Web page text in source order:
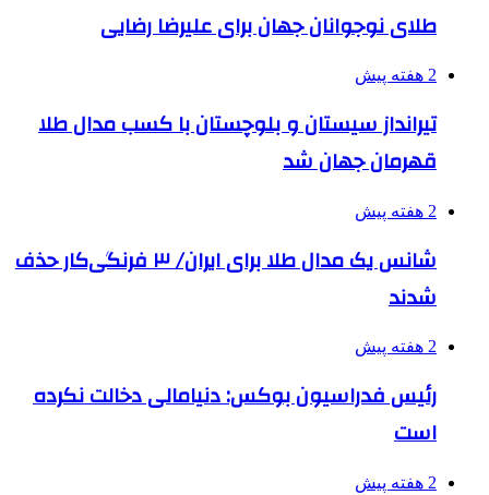
طلای نوجوانان جهان برای علیرضا رضایی
2 هفته پیش
تیرانداز سیستان و بلوچستان با کسب مدال طلا
قهرمان جهان شد
2 هفته پیش
شانس یک مدال طلا برای ایران/ ۳ فرنگی‌کار حذف
شدند
2 هفته پیش
رئیس فدراسیون بوکس: دنیامالی دخالت نکرده
است
2 هفته پیش